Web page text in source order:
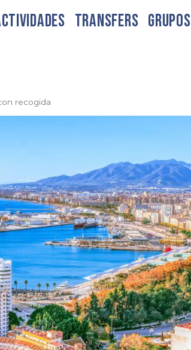
TRANSFERS GRUPOS
recogida